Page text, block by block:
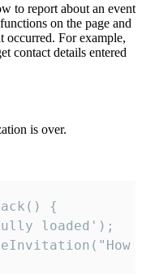
to report about an event
on the page and
occurred. For example,
contact details entered
is over.
{
loaded');